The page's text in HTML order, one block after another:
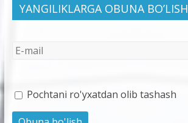
YANGILIKLARGA OBUNA BO’LISH
Pochtani ro'yxatdan olib tashash